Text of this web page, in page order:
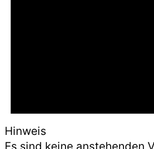
Hinweis
Es sind keine anstehenden